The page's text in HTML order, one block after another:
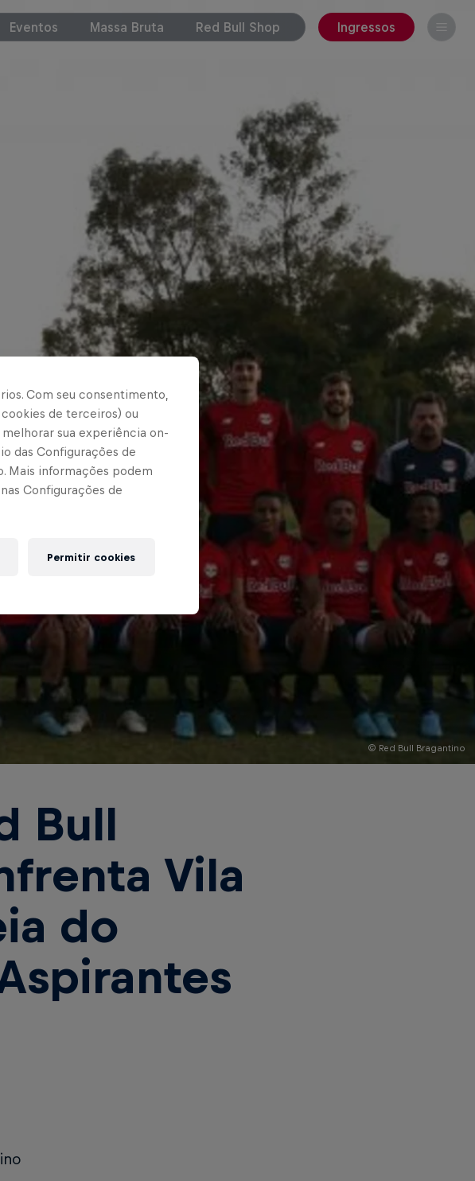
Eventos Massa Bruta Red Bull Shop Ingressos
© Red Bull Bragantino
Bull
Vila
do
Com seu consentimento,
de terceiros) ou
sua experiência on-
das Configurações de
Mais informações podem
Configurações de
Permitir cookies